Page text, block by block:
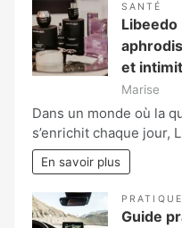
SANTÉ
et
Marise
Dans un monde où la
s’enrichit chaque jour,
En savoir plus
PRATIQUE
Guide